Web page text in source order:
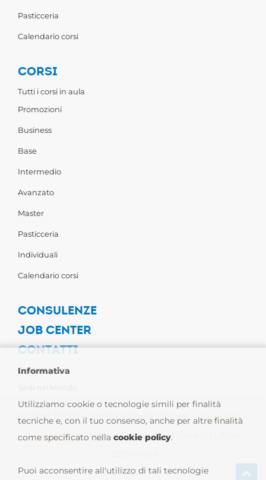
Pasticceria
Calendario corsi
CORSI
Tutti i corsi in aula
Promozioni
Business
Base
Intermedio
Avanzato
Master
Pasticceria
Individuali
Calendario corsi
CONSULENZE
JOB CENTER
CONTATTI
Contattaci
Copyright © 2026 - Carpigiani Gelato University - Privacy Policy
Cookie Policy| CARPIGIANI GROUP - Ali Group S.r.l. P.IVA
Informativa
Utilizziamo cookie o tecnologie simili per finalità
tecniche e, con il tuo consenso, anche per altre finalità
come specificato nella cookie policy.
Puoi acconsentire all'utilizzo di tali tecnologie